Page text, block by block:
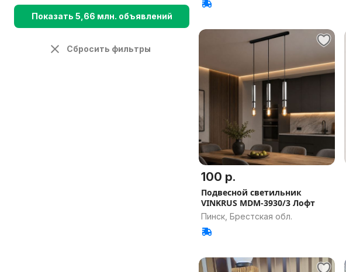
Показать 5,66 млн. объявлений
Сбросить фильтры
100 р.
Подвесной светильник
VINKRUS MDM-3930/3 Лофт
Пинск, Брестская обл.